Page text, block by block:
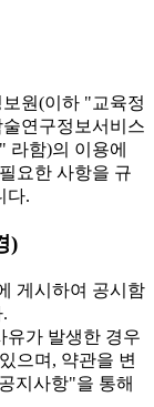
원(이하 "교육정
연구정보서비스
라함)의 이용에
요한 사항을 규
다.
)
게시하여 공시함
가 발생한 경우
으며, 약관을 변
지사항"을 통해